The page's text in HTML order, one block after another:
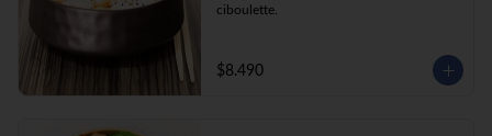
ciboulette.
$8.490